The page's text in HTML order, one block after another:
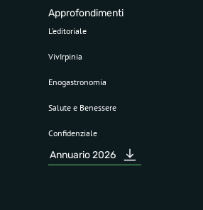
Approfondimenti
L’editoriale
VivIrpinia
Enogastronomia
Salute e Benessere
Confidenziale
Annuario 2026